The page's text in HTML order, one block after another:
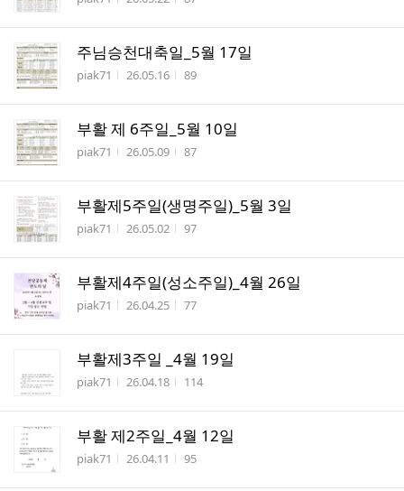
주님승천대축일_5월 17일
작성자
piak71 작성시간
26.05.16 조회수
89
부활 제 6주일_5월 10일
작성자
piak71 작성시간
26.05.09 조회수
87
부활제5주일(생명주일)_5월 3일
작성자
piak71 작성시간
26.05.02 조회수
97
부활제4주일(성소주일)_4월 26일
작성자
piak71 작성시간
26.04.25 조회수
77
부활제3주일 _4월 19일
작성자
piak71 작성시간
26.04.18 조회수
114
부활 제2주일_4월 12일
작성자
piak71 작성시간
26.04.11 조회수
95